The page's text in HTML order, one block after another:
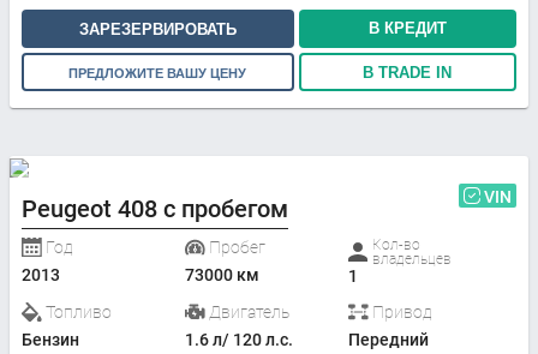
ЗАРЕЗЕРВИРОВАТЬ В КРЕДИТ
ПРЕДЛОЖИТЕ ВАШУ ЦЕНУ В TRADE IN
Peugeot 408 с пробегом VIN
Год
2013
Пробег
73000 км
Кол-во
владельцев
1
Топливо
Бензин
Двигатель
1.6 л/ 120 л.с.
Привод
Передний